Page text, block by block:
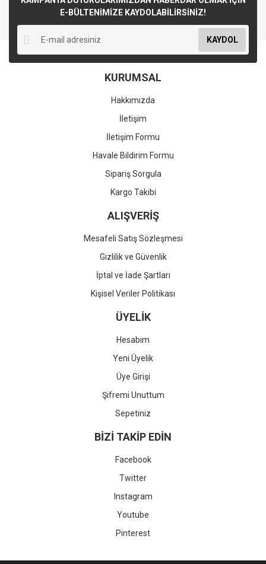
E-BÜLTENİMİZE KAYDOLABİLİRSİNİZ!
KAYDOL
KURUMSAL
Hakkımızda
İletişim
İletişim Formu
Havale Bildirim Formu
Sipariş Sorgula
Kargo Takibi
ALIŞVERİŞ
Mesafeli Satış Sözleşmesi
Gizlilik ve Güvenlik
İptal ve İade Şartları
Kişisel Veriler Politikası
ÜYELİK
Hesabım
Yeni Üyelik
Üye Girişi
Şifremi Unuttum
Sepetiniz
BİZİ TAKİP EDİN
Facebook
Twitter
Instagram
Youtube
Pinterest